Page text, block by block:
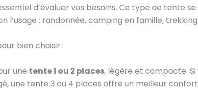
d’évaluer vos besoins. Ce type de tente
: randonnée, camping en famille,
bien choisir :
une tente 1 ou 2 places, légère et compacte. Si
une tente 3 ou 4 places offre un meilleur